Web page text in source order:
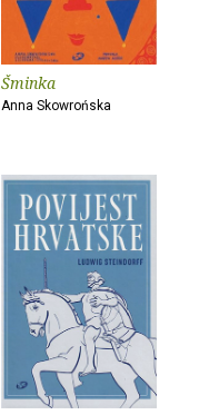
Šminka
Anna Skowrońska